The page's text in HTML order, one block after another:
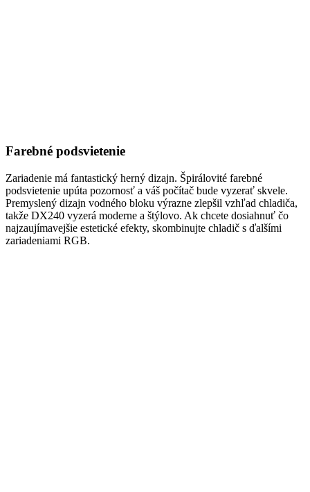
Farebné podsvietenie
Zariadenie má fantastický herný dizajn. Špirálovité farebné
podsvietenie upúta pozornosť a váš počítač bude vyzerať skvele.
Premyslený dizajn vodného bloku výrazne zlepšil vzhľad chladiča,
takže DX240 vyzerá moderne a štýlovo. Ak chcete dosiahnuť čo
najzaujímavejšie estetické efekty, skombinujte chladič s ďalšími
zariadeniami RGB.